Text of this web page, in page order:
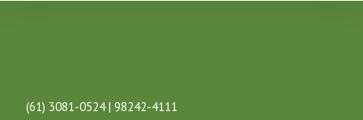
(61) 3081-0524 | 98242-4111